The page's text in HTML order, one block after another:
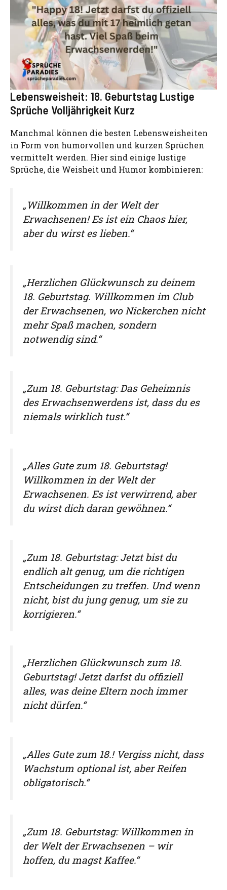
Lebensweisheit: 18. Geburtstag Lustige
Sprüche Volljährigkeit Kurz
Manchmal können die besten Lebensweisheiten
in Form von humorvollen und kurzen Sprüchen
vermittelt werden. Hier sind einige lustige
Sprüche, die Weisheit und Humor kombinieren:
„Willkommen in der Welt der
Erwachsenen! Es ist ein Chaos hier,
aber du wirst es lieben.“
„Herzlichen Glückwunsch zu deinem
18. Geburtstag. Willkommen im Club
der Erwachsenen, wo Nickerchen nicht
mehr Spaß machen, sondern
notwendig sind.“
„Zum 18. Geburtstag: Das Geheimnis
des Erwachsenwerdens ist, dass du es
niemals wirklich tust.“
„Alles Gute zum 18. Geburtstag!
Willkommen in der Welt der
Erwachsenen. Es ist verwirrend, aber
du wirst dich daran gewöhnen.“
„Zum 18. Geburtstag: Jetzt bist du
endlich alt genug, um die richtigen
Entscheidungen zu treffen. Und wenn
nicht, bist du jung genug, um sie zu
korrigieren.“
„Herzlichen Glückwunsch zum 18.
Geburtstag! Jetzt darfst du offiziell
alles, was deine Eltern noch immer
nicht dürfen.“
„Alles Gute zum 18.! Vergiss nicht, dass
Wachstum optional ist, aber Reifen
obligatorisch.“
„Zum 18. Geburtstag: Willkommen in
der Welt der Erwachsenen – wir
hoffen, du magst Kaffee.“